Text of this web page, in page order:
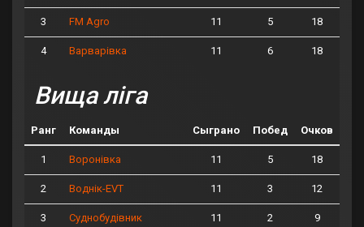
3 FM Agro 11 5 18
4 Варварівка 11 6 18
Вища ліга
Ранг Команды Сыграно Побед Очков
1 Воронівка 11 5 18
2 Воднік-EVT 11 3 12
3 Суднобудівник 11 2 9